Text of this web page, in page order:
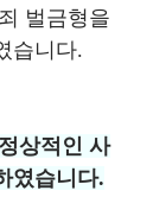
벌금형을
습니다.
상적인 사
였습니다.